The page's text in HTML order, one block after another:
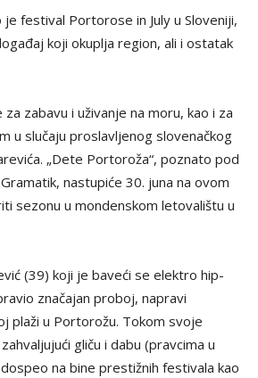
festival Portorose in July u Sloveniji,
koji okuplja region, ali i ostatak
zabavu i uživanje na moru, kao i za
u slučaju proslavljenog slovenačkog
„Dete Portoroža“, poznato pod
nastupiće 30. juna na ovom
sezonu u mondenskom letovalištu u
(39) koji je baveći se elektro hip-
značajan proboj, napravi
plaži u Portorožu. Tokom svoje
gliču i dabu (pravcima u
na bine prestižnih festivala kao